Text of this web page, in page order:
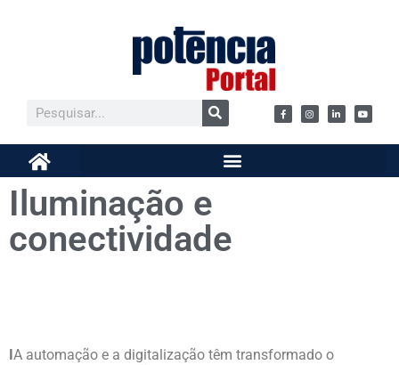
Iluminação e
conectividade
A automação e a digitalização têm transformado o